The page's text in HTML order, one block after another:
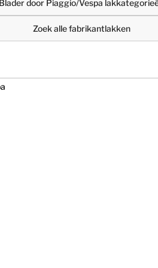
Blader door Piaggio/Vespa
Zoek alle fabrikantlakken